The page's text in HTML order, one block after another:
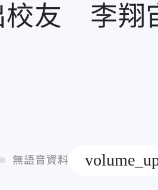
校友 李翔
無語音資料